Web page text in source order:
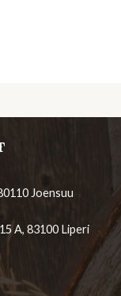
Joensuu
A, 83100 Liperi